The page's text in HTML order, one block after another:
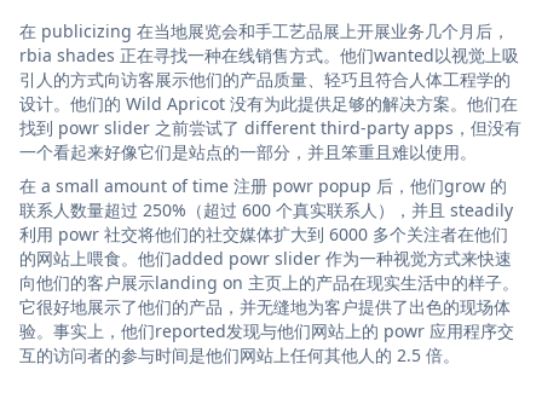
在 publicizing 在当地展览会和手工艺品展上开展业务几个月后，
rbia shades 正在寻找一种在线销售方式。他们wanted以视觉上吸
引人的方式向访客展示他们的产品质量、轻巧且符合人体工程学的
设计。他们的 Wild Apricot 没有为此提供足够的解决方案。他们在
找到 powr slider 之前尝试了 different third-party apps，但没有
一个看起来好像它们是站点的一部分，并且笨重且难以使用。
在 a small amount of time 注册 powr popup 后，他们grow 的
联系人数量超过 250%（超过 600 个真实联系人），并且 steadily
利用 powr 社交将他们的社交媒体扩大到 6000 多个关注者在他们
的网站上喂食。他们added powr slider 作为一种视觉方式来快速
向他们的客户展示landing on 主页上的产品在现实生活中的样子。
它很好地展示了他们的产品，并无缝地为客户提供了出色的现场体
验。事实上，他们reported发现与他们网站上的 powr 应用程序交
互的访问者的参与时间是他们网站上任何其他人的 2.5 倍。